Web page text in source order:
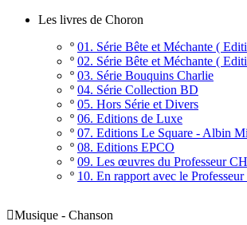
Les livres de Choron
º 01. Série Bête et Méchante (
º 02. Série Bête et Méchante (
º 03. Série Bouquins Charlie
º 04. Série Collection BD
º 05. Hors Série et Divers
º 06. Editions de Luxe
º 07. Editions Le Square - Albin
º 08. Editions EPCO
º 09. Les œuvres du Professeur
º 10. En rapport avec le
Musique - Chanson